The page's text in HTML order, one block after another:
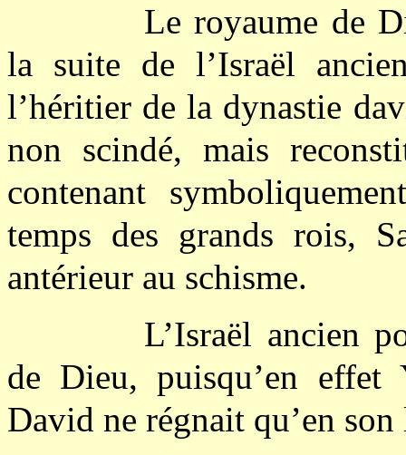
Le royaume de
la suite de l’Israël
l’héritier de la dynastie
non scindé, mais
contenant
temps des grands rois,
antérieur au schisme.
L’Israël ancien
de Dieu, puisqu’en
David ne régnait qu’en